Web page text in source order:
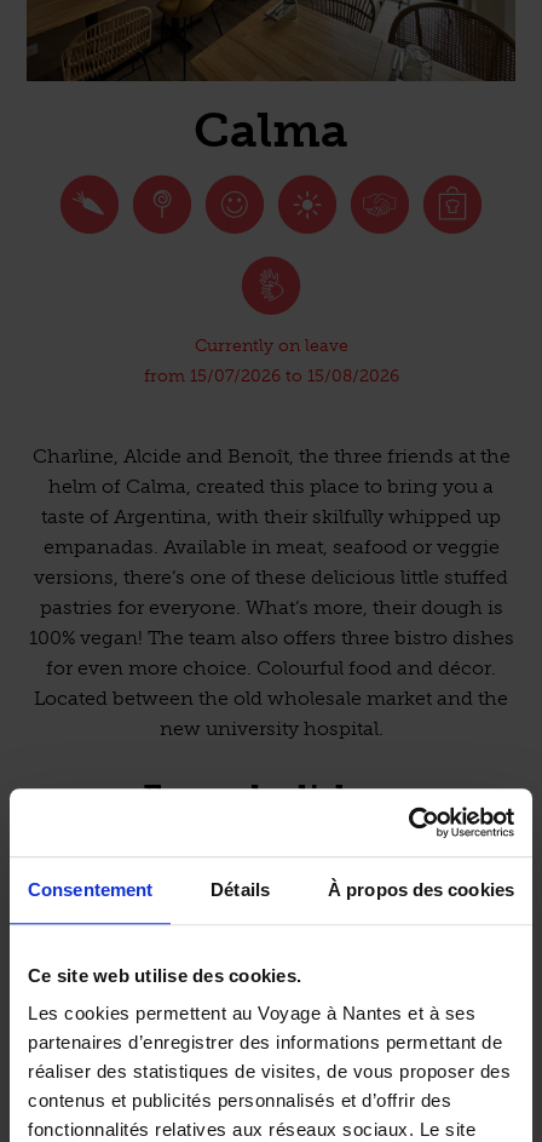
Consentement Détails À propos des cookies
Ce site web utilise des cookies.
Les cookies permettent au Voyage à Nantes et à ses
partenaires d’enregistrer des informations permettant de
réaliser des statistiques de visites, de vous proposer des
contenus et publicités personnalisés et d’offrir des
fonctionnalités relatives aux réseaux sociaux. Le site
Calma
Currently on leave
from 15/07/2026 to 15/08/2026
Charline, Alcide and Benoît, the three friends at the
helm of Calma, created this place to bring you a
taste of Argentina, with their skilfully whipped up
empanadas. Available in meat, seafood or veggie
versions, there’s one of these delicious little stuffed
pastries for everyone. What’s more, their dough is
100% vegan! The team also offers three bistro dishes
for even more choice. Colourful food and décor.
Located between the old wholesale market and the
new university hospital.
Example dishes:
Alfajores
Practical information:
Lunch: M T F
Handicapped person can access to the room and
the toilets.